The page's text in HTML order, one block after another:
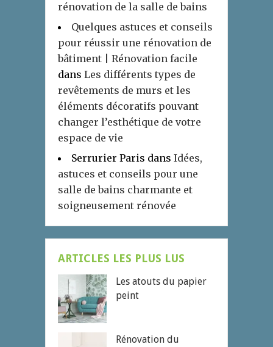
rénovation de la salle de bains
Quelques astuces et conseils
pour réussir une rénovation de
bâtiment | Rénovation facile
dans Les différents types de
revêtements de murs et les
éléments décoratifs pouvant
changer l’esthétique de votre
espace de vie
Serrurier Paris dans Idées,
astuces et conseils pour une
salle de bains charmante et
soigneusement rénovée
ARTICLES LES PLUS LUS
Les atouts du papier
peint
Rénovation du